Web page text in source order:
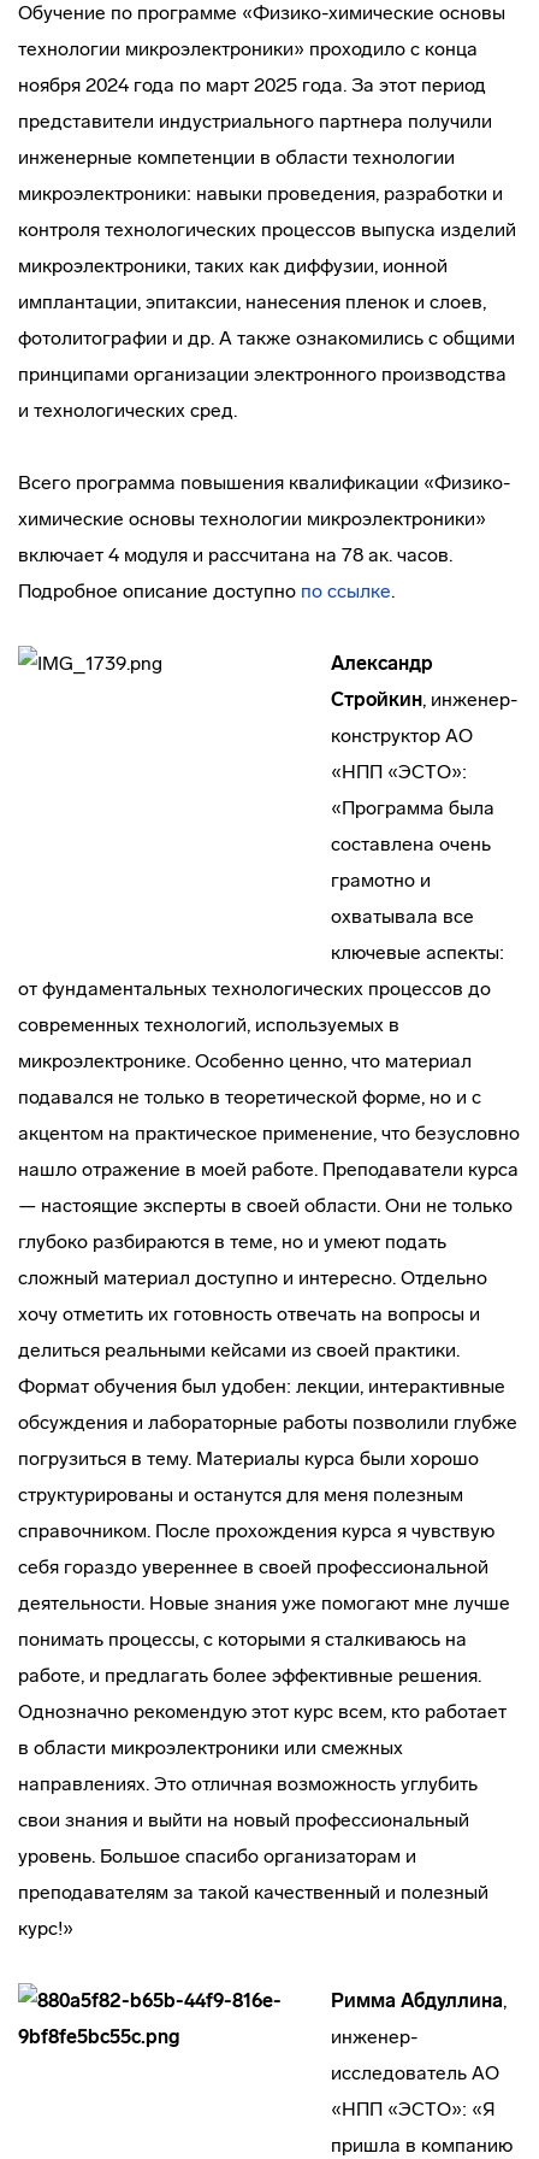
Обучение по программе «Физико-химические основы
технологии микроэлектроники» проходило с конца
ноября 2024 года по март 2025 года. За этот период
представители индустриального партнера получили
инженерные компетенции в области технологии
микроэлектроники: навыки проведения, разработки и
контроля технологических процессов выпуска изделий
микроэлектроники, таких как диффузии, ионной
имплантации, эпитаксии, нанесения пленок и слоев,
фотолитографии и др. А также ознакомились с общими
принципами организации электронного производства
и технологических сред.
Всего программа повышения квалификации «Физико-
химические основы технологии микроэлектроники»
включает 4 модуля и рассчитана на 78 ак. часов.
Подробное описание доступно по ссылке.
Александр
Стройкин, инженер-
конструктор АО
«НПП «ЭСТО»:
«Программа была
составлена очень
грамотно и
охватывала все
ключевые аспекты:
от фундаментальных технологических процессов до
современных технологий, используемых в
микроэлектронике. Особенно ценно, что материал
подавался не только в теоретической форме, но и с
акцентом на практическое применение, что безусловно
нашло отражение в моей работе. Преподаватели курса
— настоящие эксперты в своей области. Они не только
глубоко разбираются в теме, но и умеют подать
сложный материал доступно и интересно. Отдельно
хочу отметить их готовность отвечать на вопросы и
делиться реальными кейсами из своей практики.
Формат обучения был удобен: лекции, интерактивные
обсуждения и лабораторные работы позволили глубже
погрузиться в тему. Материалы курса были хорошо
структурированы и останутся для меня полезным
справочником. После прохождения курса я чувствую
себя гораздо увереннее в своей профессиональной
деятельности. Новые знания уже помогают мне лучше
понимать процессы, с которыми я сталкиваюсь на
работе, и предлагать более эффективные решения.
Однозначно рекомендую этот курс всем, кто работает
в области микроэлектроники или смежных
направлениях. Это отличная возможность углубить
свои знания и выйти на новый профессиональный
уровень. Большое спасибо организаторам и
преподавателям за такой качественный и полезный
курс!»
Римма Абдуллина,
инженер-
исследователь АО
«НПП «ЭСТО»: «Я
пришла в компанию